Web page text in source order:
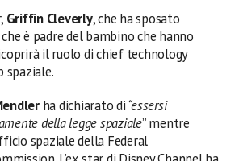
Griffin Cleverly, che ha sposato
è padre del bambino che hanno
il ruolo di chief technology
ha dichiarato di“essersi
della legge spaziale” mentre
spaziale della Federal